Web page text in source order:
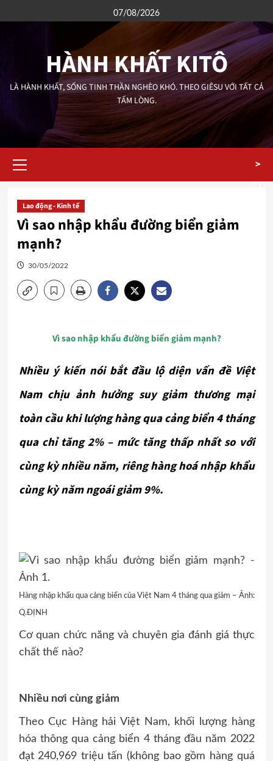
to
07/08/2026
HÀNH KHẤT KITÔ
LÀ HÀNH KHẤT, SỐNG TINH THẦN NGHÈO KHÓ. THEO GIÊSU VỚI TẤT CẢ
TẤM LÒNG.
Menu
>
Lao động - Kinh tế
Vì sao nhập khẩu đường biển giảm
mạnh?
30/05/2022
Vì sao nhập khẩu đường biển giảm mạnh?
Nhiều ý kiến nói bắt đầu lộ diện vấn đề Việt
Nam chịu ảnh hưởng suy giảm thương mại
toàn cầu khi lượng hàng qua cảng biển 4 tháng
qua chỉ tăng 2% – mức tăng thấp nhất so với
cùng kỳ nhiều năm, riêng hàng hoá nhập khẩu
cùng kỳ năm ngoái giảm 9%.
Hàng nhập khẩu qua cảng biển của Việt Nam 4 tháng qua giảm – Ảnh:
Q.ĐỊNH
Cơ quan chức năng và chuyên gia đánh giá thực
chất thế nào?
Nhiều nơi cùng giảm
Theo Cục Hàng hải Việt Nam, khối lượng hàng
hóa thông qua cảng biển 4 tháng đầu năm 2022
đạt 240,969 triệu tấn (không bao gồm hàng quá